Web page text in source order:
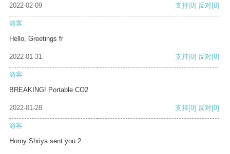
2022-02-09 支持[0] 反对[0]
游客
Hello, Greetings fr
2022-01-31 支持[0] 反对[0]
游客
BREAKING! Portable CO2
2022-01-28 支持[0] 反对[0]
游客
Horny Shriya sent you 2